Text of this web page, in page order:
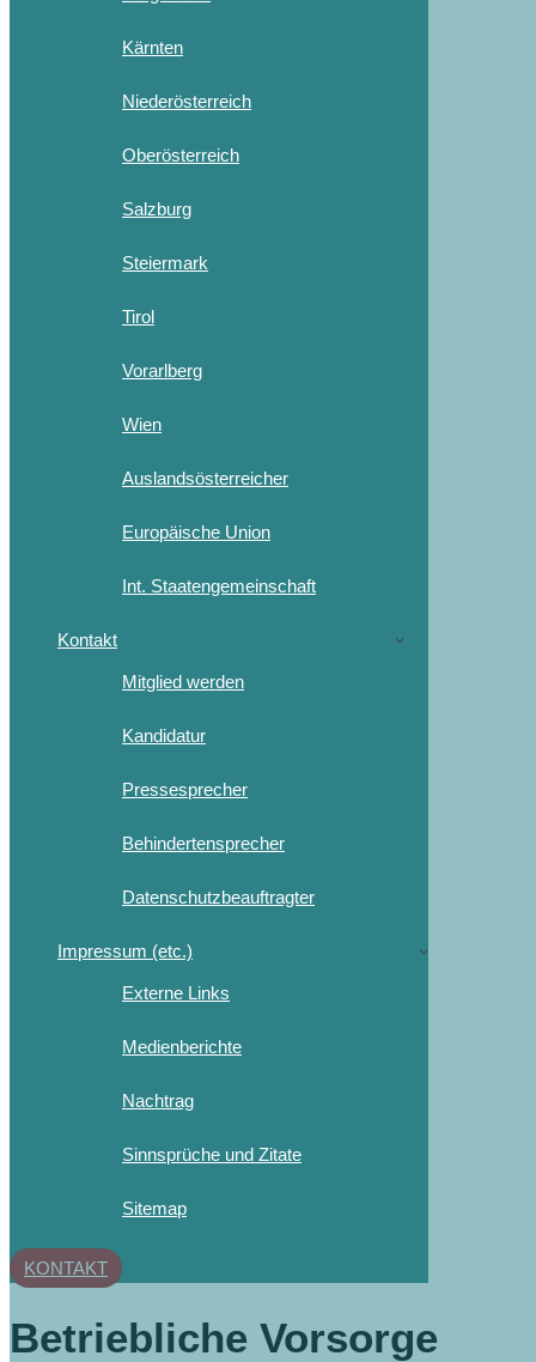
Kärnten
Niederösterreich
Oberösterreich
Salzburg
Steiermark
Tirol
Vorarlberg
Wien
Auslandsösterreicher
Europäische Union
Int. Staatengemeinschaft
Kontakt
Mitglied werden
Kandidatur
Pressesprecher
Behindertensprecher
Datenschutzbeauftragter
Impressum (etc.)
Externe Links
Medienberichte
Nachtrag
Sinnsprüche und Zitate
Sitemap
KONTAKT
Betriebliche Vorsorge